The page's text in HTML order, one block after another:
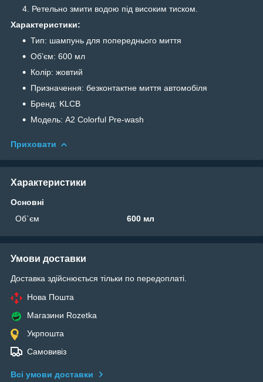
Ретельно змити водою під високим тиском.
Характеристики:
Тип: шампунь для попереднього миття
Об’єм: 600 мл
Колір: жовтий
Призначення: безконтактне миття автомобіля
Бренд: KLCB
Модель: A2 Colorful Pre-wash
Приховати
Характеристики
Основні
Об`єм
600 мл
Умови доставки
Доставка здійснюється тільки по передоплаті.
Нова Пошта
Магазини Rozetka
Укрпошта
Самовивіз
Всі умови доставки